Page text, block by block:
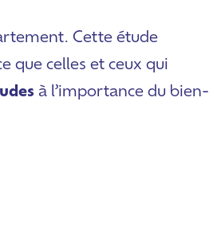
Cette étude
que celles et ceux qui
à l’importance du bien-